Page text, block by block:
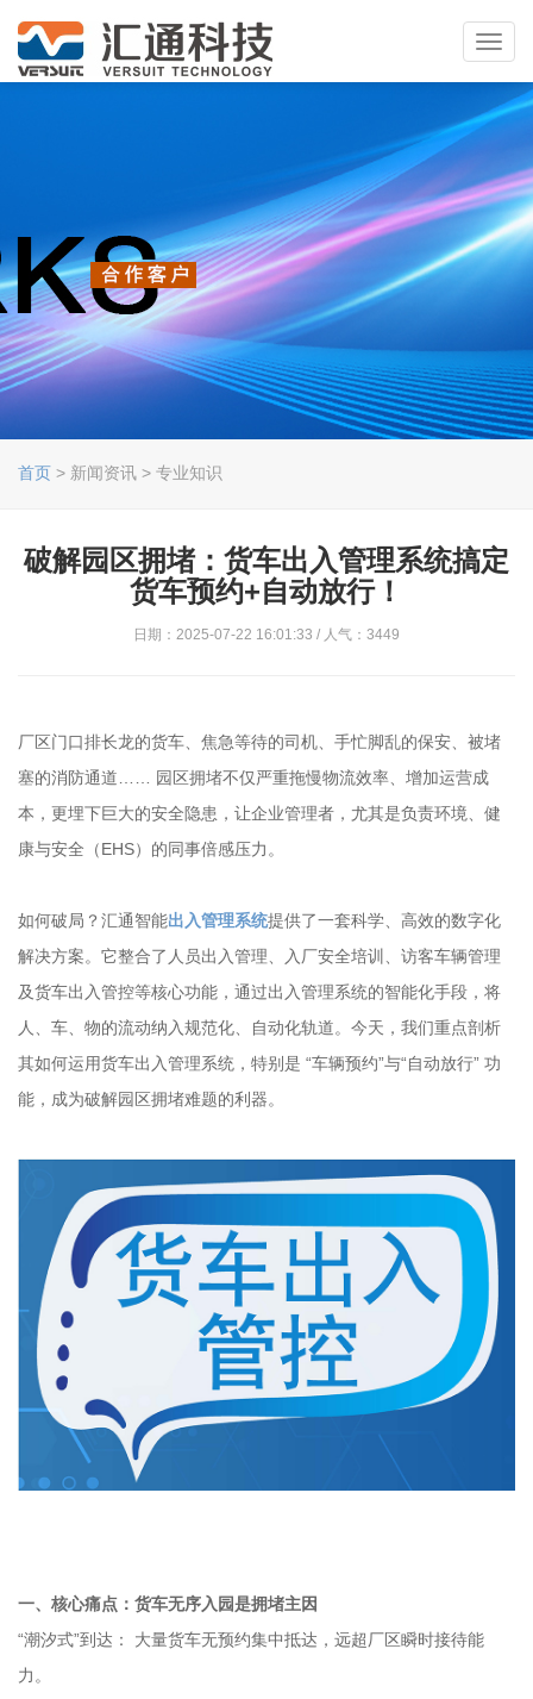
首页 > 新闻资讯 > 专业知识
破解园区拥堵：货车出入管理系统搞定
货车预约+自动放行！
日期：2025-07-22 16:01:33 / 人气：3449
厂区门口排长龙的货车、焦急等待的司机、手忙脚乱的保安、被堵
塞的消防通道…… 园区拥堵不仅严重拖慢物流效率、增加运营成
本，更埋下巨大的安全隐患，让企业管理者，尤其是负责环境、健
康与安全（EHS）的同事倍感压力。
如何破局？汇通智能出入管理系统提供了一套科学、高效的数字化
解决方案。它整合了人员出入管理、入厂安全培训、访客车辆管理
及货车出入管控等核心功能，通过出入管理系统的智能化手段，将
人、车、物的流动纳入规范化、自动化轨道。今天，我们重点剖析
其如何运用货车出入管理系统，特别是 “车辆预约”与“自动放行” 功
能，成为破解园区拥堵难题的利器。
一、核心痛点：货车无序入园是拥堵主因
“潮汐式”到达： 大量货车无预约集中抵达，远超厂区瞬时接待能
力。